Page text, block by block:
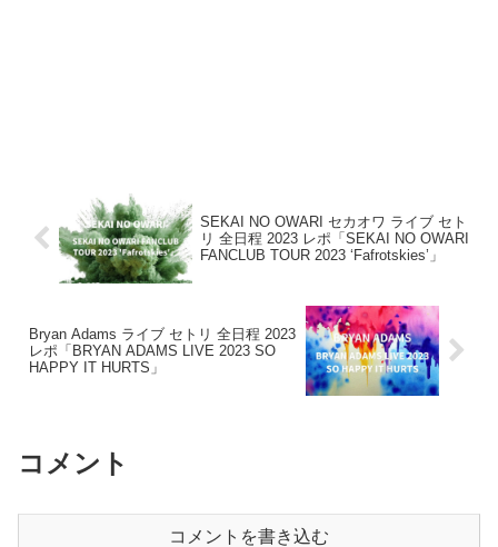
SEKAI NO OWARI セカオワ ライブ セト
リ 全日程 2023 レポ「SEKAI NO OWARI
FANCLUB TOUR 2023 ‘Fafrotskies’」
Bryan Adams ライブ セトリ 全日程 2023
レポ「BRYAN ADAMS LIVE 2023 SО
HAPPY IT HURTS」
コメント
コメントを書き込む